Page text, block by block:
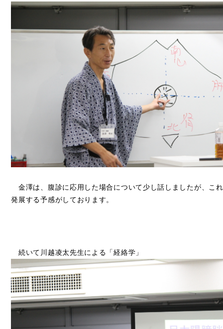
金澤は、腹診に応用した場合について少し話しましたが、こ
発展する予感がしております。
続いて川越凌太先生による「経絡学」